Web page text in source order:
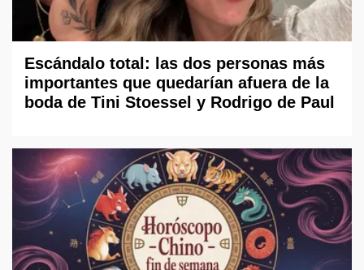
Escándalo total: las dos personas más
importantes que quedarían afuera de la
boda de Tini Stoessel y Rodrigo de Paul